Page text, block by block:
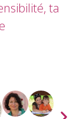
ta